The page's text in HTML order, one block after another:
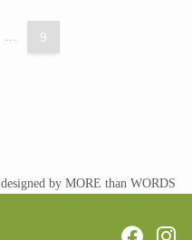
... 9
designed by MORE than WORDS